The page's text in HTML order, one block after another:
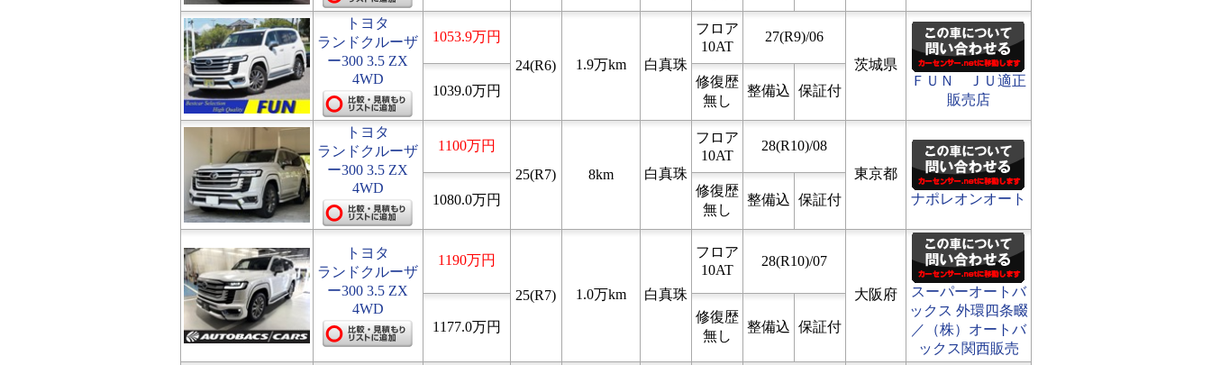
トヨタ
ランドクルーザ
ー300 3.5 ZX
4WD
1053.9万円
24(R6)
1.9万km 白真珠
フロア
10AT
27(R9)/06
茨城県
ＦＵＮ ＪＵ適正
販売店
1039.0万円
修復歴
無し
整備込 保証付
トヨタ
ランドクルーザ
ー300 3.5 ZX
4WD
1100万円
25(R7)
8km 白真珠
フロア
10AT
28(R10)/08
東京都
ナポレオンオート
1080.0万円
修復歴
無し
整備込 保証付
トヨタ
ランドクルーザ
ー300 3.5 ZX
4WD
1190万円
25(R7) 1.0万km 白真珠
フロア
10AT
28(R10)/07
大阪府
スーパーオートバ
ックス 外環四条畷
／（株）オートバ
ックス関西販売
1177.0万円
修復歴
無し
整備込 保証付